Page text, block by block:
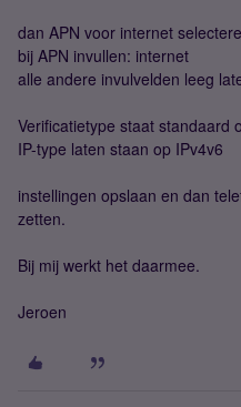
dan APN voor internet
bij APN invullen: internet
alle andere invulvelden leeg
Verificatietype staat standaard
IP-type laten staan op IPv4v6
instellingen opslaan en dan
zetten.
Bij mij werkt het daarmee.
Jeroen